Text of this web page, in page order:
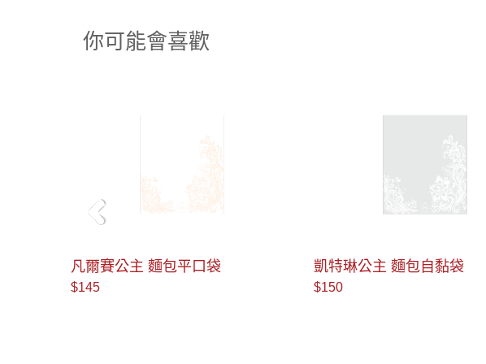
你可能會喜歡
凱特琳公主 麵包自黏袋
$150
小語咒 咖色長版麵包自黏袋
$140
＜